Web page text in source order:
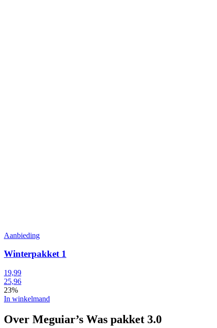
Aanbieding
Winterpakket 1
19,99
25,96
23%
In winkelmand
Over Meguiar’s Was pakket 3.0